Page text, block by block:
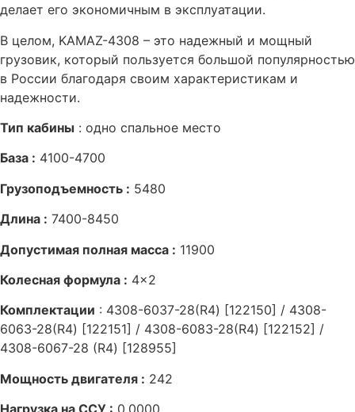
делает его экономичным в эксплуатации.
В целом, KAMAZ-4308 – это надежный и мощный
грузовик, который пользуется большой популярностью
в России благодаря своим характеристикам и
надежности.
Тип кабины : одно спальное место
База : 4100-4700
Грузоподъемность : 5480
Длина : 7400-8450
Допустимая полная масса : 11900
Колесная формула : 4×2
Комплектации : 4308-6037-28(R4) [122150] / 4308-
6063-28(R4) [122151] / 4308-6083-28(R4) [122152] /
4308-6067-28 (R4) [128955]
Мощность двигателя : 242